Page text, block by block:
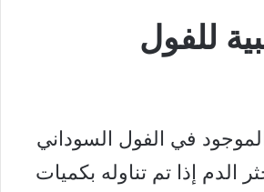
للفول
في الفول السوداني
الدم إذا تم تناوله بكميات